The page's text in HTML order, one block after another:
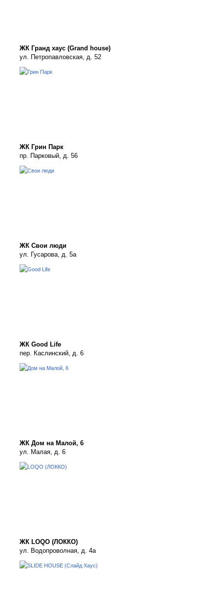
ЖК Гранд хаус (Grand house)
ул. Петропавловская, д. 52
ЖК Грин Парк
пр. Парковый, д. 56
ЖК Свои люди
ул. Гусарова, д. 5а
ЖК Good Life
пер. Каслинский, д. 6
ЖК Дом на Малой, 6
ул. Малая, д. 6
ЖК LOQO (ЛОККО)
ул. Водопроволная, д. 4а